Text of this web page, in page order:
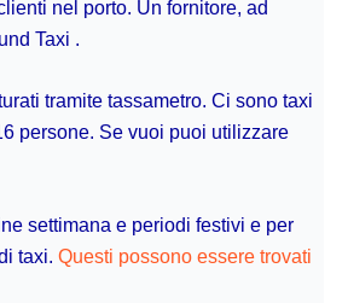
nel porto. Un fornitore, ad
Taxi .
tramite tassametro. Ci sono taxi
persone. Se vuoi puoi utilizzare
settimana e periodi festivi e per
taxi. Questi possono essere trovati